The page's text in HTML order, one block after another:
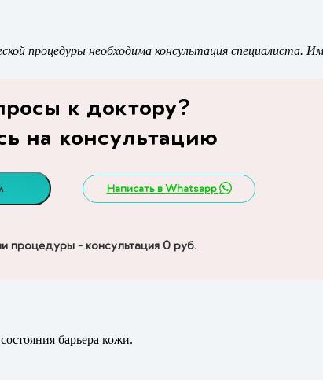
процедуры необходима консультация специалиста.
к доктору?
на консультацию
Написать в Whatsapp
процедуры - консультация 0 руб.
барьера кожи.